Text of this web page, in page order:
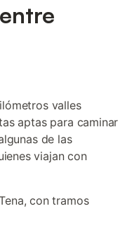
valles
aptas para caminar
de las
viajan con
con tramos